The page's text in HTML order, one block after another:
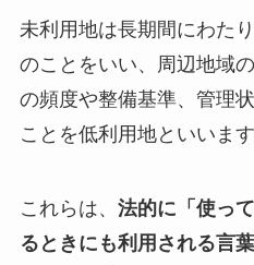
未利用地は長期間にわたり
のことをいい、周辺地域
の頻度や整備基準、管理
ことを低利用地といいます
これらは、 法的に「使っ
るときにも利用される言葉